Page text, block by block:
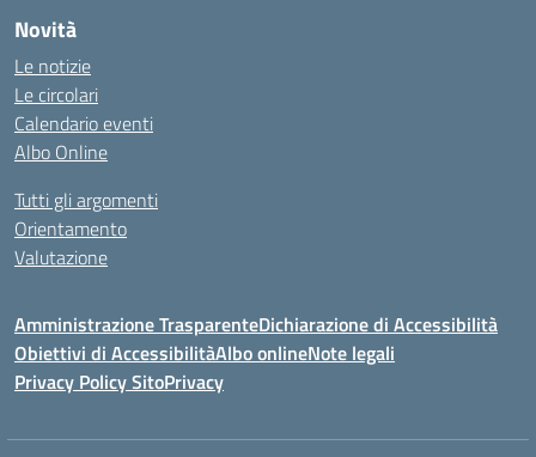
Novità
Le notizie
Le circolari
Calendario eventi
Albo Online
Tutti gli argomenti
Orientamento
Valutazione
Amministrazione TrasparenteDichiarazione di Accessibilità
Obiettivi di AccessibilitàAlbo onlineNote legali
Privacy Policy SitoPrivacy